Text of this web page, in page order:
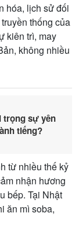
hóa, lịch sử đối
thống của
kiên trì, may
không nhiều
trọng sự yên
tiếng?
từ nhiều thế kỷ
nhận hương
bếp. Tại Nhật
ăn mì soba,